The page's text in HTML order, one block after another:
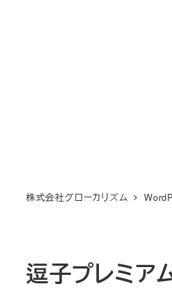
株式会社グローカリズム
逗子プレミア